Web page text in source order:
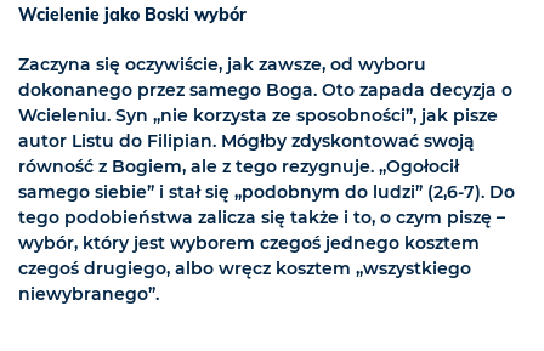
Wcielenie jako Boski wybór
Zaczyna się oczywiście, jak zawsze, od wyboru
dokonanego przez samego Boga. Oto zapada decyzja o
Wcieleniu. Syn „nie korzysta ze sposobności”, jak pisze
autor Listu do Filipian. Mógłby zdyskontować swoją
równość z Bogiem, ale z tego rezygnuje. „Ogołocił
samego siebie” i stał się „podobnym do ludzi” (2,6-7). Do
tego podobieństwa zalicza się także i to, o czym piszę –
wybór, który jest wyborem czegoś jednego kosztem
czegoś drugiego, albo wręcz kosztem „wszystkiego
niewybranego”.